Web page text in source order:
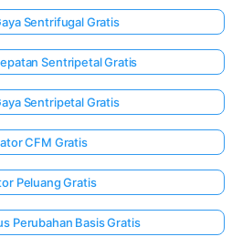
Sentrifugal Gratis
Sentripetal Gratis
Sentripetal Gratis
CFM Gratis
Peluang Gratis
Perubahan Basis Gratis